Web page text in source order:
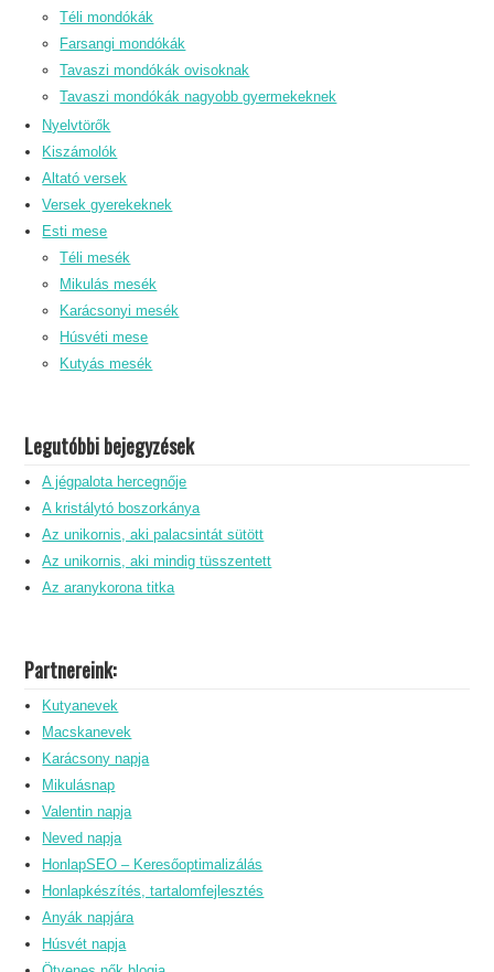
Téli mondókák
Farsangi mondókák
Tavaszi mondókák ovisoknak
Tavaszi mondókák nagyobb gyermekeknek
Nyelvtörők
Kiszámolók
Altató versek
Versek gyerekeknek
Esti mese
Téli mesék
Mikulás mesék
Karácsonyi mesék
Húsvéti mese
Kutyás mesék
Legutóbbi bejegyzések
A jégpalota hercegnője
A kristálytó boszorkánya
Az unikornis, aki palacsintát sütött
Az unikornis, aki mindig tüsszentett
Az aranykorona titka
Partnereink:
Kutyanevek
Macskanevek
Karácsony napja
Mikulásnap
Valentin napja
Neved napja
HonlapSEO – Keresőoptimalizálás
Honlapkészítés, tartalomfejlesztés
Anyák napjára
Húsvét napja